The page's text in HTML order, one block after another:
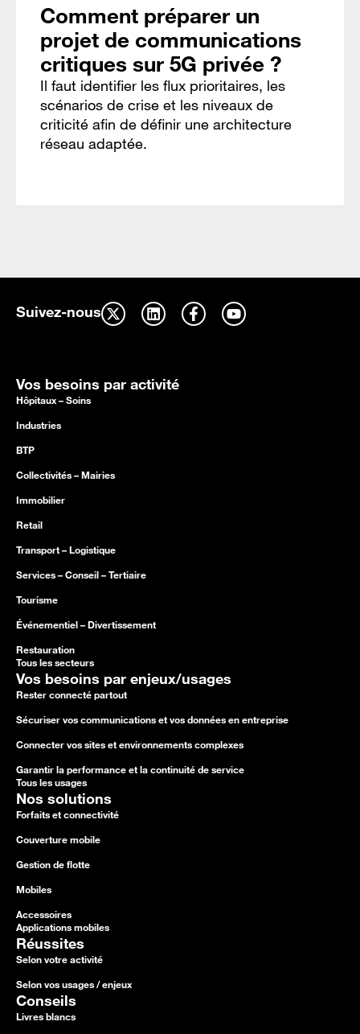
Comment préparer un
projet de communications
critiques sur 5G privée ?
Il faut identifier les flux prioritaires, les
scénarios de crise et les niveaux de
criticité afin de définir une architecture
réseau adaptée.
Suivez-nous
Vos besoins par activité
Hôpitaux – Soins
Industries
BTP
Collectivités – Mairies
Immobilier
Retail
Transport – Logistique
Services – Conseil – Tertiaire
Tourisme
Événementiel – Divertissement
Restauration
Tous les secteurs
Vos besoins par enjeux/usages
Rester connecté partout
Sécuriser vos communications et vos données en entreprise
Connecter vos sites et environnements complexes
Garantir la performance et la continuité de service
Tous les usages
Nos solutions
Forfaits et connectivité
Couverture mobile
Gestion de flotte
Mobiles
Accessoires
Applications mobiles
Réussites
Selon votre activité
Selon vos usages / enjeux
Conseils
Livres blancs